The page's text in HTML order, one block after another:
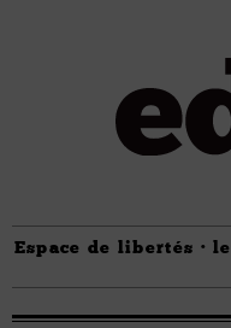
Espace de libertés ·